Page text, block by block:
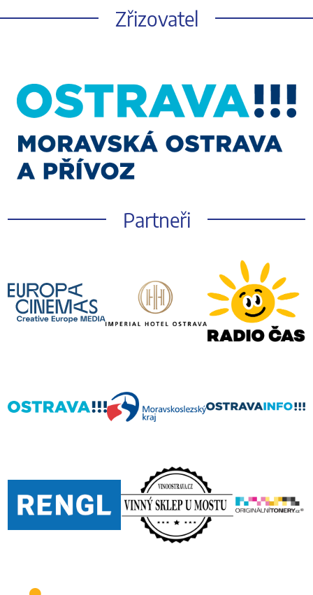
Zřizovatel
Partneři